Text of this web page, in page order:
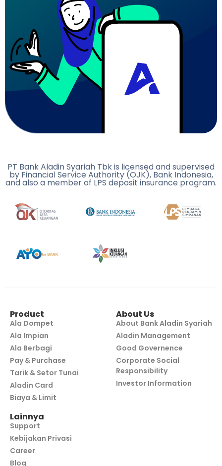
PT Bank Aladin Syariah Tbk is licensed and supervised
by Financial Service Authority (OJK), Bank Indonesia,
and also a member of LPS deposit insurance program.
Product
Ala Dompet
Ala Impian
Ala Berbagi
Pay & Purchase
Tarik & Setor Tunai
Aladin Card
Biaya & Limit
About Us
About Bank Aladin Syariah
Aladin Management
Good Governence
Corporate Social
Responsibility
Investor Information
Lainnya
Support
Kebijakan Privasi
Career
Blog